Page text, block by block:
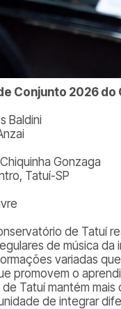
Conjunto 2026
Baldini
Gonzaga
Tatuí-SP
de Tatuí
de música
variadas
promovem o
Tatuí mantém
de integrar